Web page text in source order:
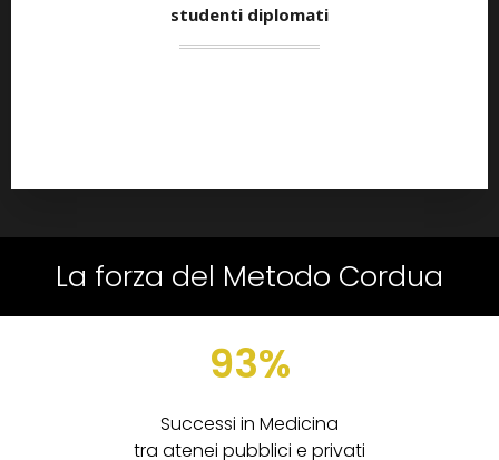
studenti diplomati
La forza del Metodo Cordua
93%
Successi in Medicina
tra atenei pubblici e privati